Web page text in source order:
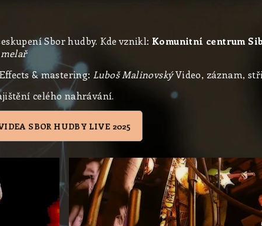
Sbor hudby. Kde vznikl: Komunitní centrum
& mastering: Luboš MalinovskýVideo, záznam,
celého nahrávání.
SBOR HUDBY LIVE 2025